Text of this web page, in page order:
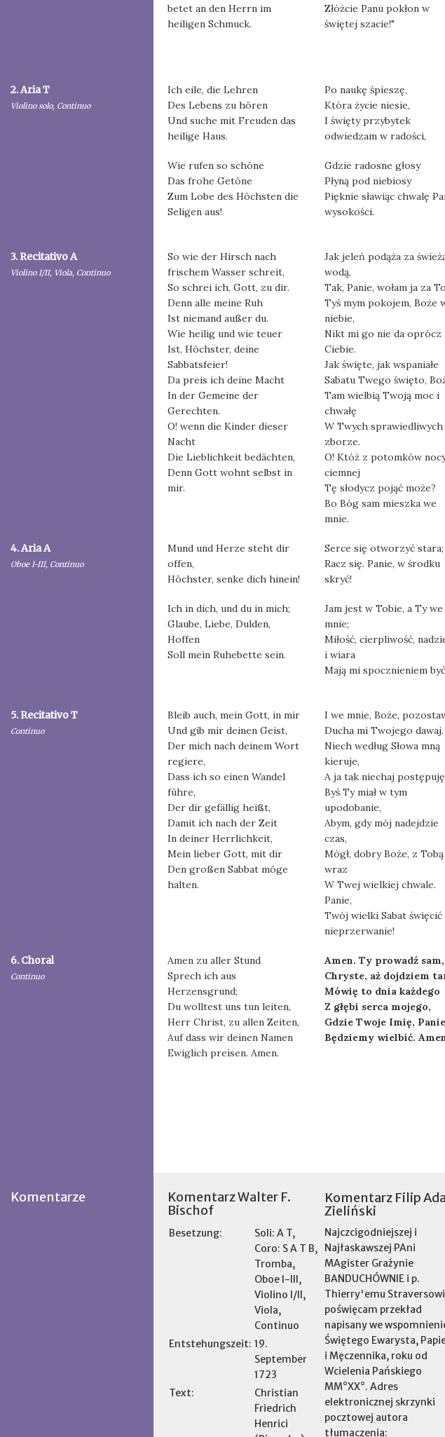
betet an den Herrn im
heiligen Schmuck.
Złóżcie Panu pokłon w
świętej szacie!"
2. Aria T
Violino solo, Continuo
Ich eile, die Lehren
Des Lebens zu hören
Und suche mit Freuden das
heilige Haus.
Wie rufen so schöne
Das frohe Getöne
Zum Lobe des Höchsten die
Seligen aus!
Po naukę śpieszę,
Która życie niesie,
I święty przybytek
odwiedzam w radości,
Gdzie radosne głosy
Płyną pod niebiosy
Pięknie sławiąc chwalę
wysokości.
3. Recitativo A
Violino I/II, Viola, Continuo
So wie der Hirsch nach
frischem Wasser schreit,
So schrei ich, Gott, zu dir.
Denn alle meine Ruh
Ist niemand außer du.
Wie heilig und wie teuer
Ist, Höchster, deine
Sabbatsfeier!
Da preis ich deine Macht
In der Gemeine der
Gerechten.
O! wenn die Kinder dieser
Nacht
Die Lieblichkeit bedächten,
Denn Gott wohnt selbst in
mir.
Jak jeleń podąża za
wodą,
Tak, Panie, wołam ja za
Tyś mym pokojem, Boże
niebie,
Nikt mi go nie da oprócz
Ciebie.
Jak święte, jak wspaniałe
Sabatu Twego święto,
Tam wielbią Twoją moc i
chwałę
W Twych sprawiedliwych
zborze.
O! Któż z potomków
ciemnej
Tę słodycz pojąć może?
Bo Bóg sam mieszka we
mnie.
4. Aria A
Oboe I-III, Continuo
Mund und Herze steht dir
offen,
Höchster, senke dich hinein!
Ich in dich, und du in mich;
Glaube, Liebe, Dulden,
Hoffen
Soll mein Ruhebette sein.
Serce się otworzyć stara;
Racz się. Panie, w środku
skryć!
Jam jest w Tobie, a Ty we
mnie;
Miłość, cierpliwość,
i wiara
Mają mi spocznieniem
5. Recitativo T
Continuo
Bleib auch, mein Gott, in mir
Und gib mir deinen Geist,
Der mich nach deinem Wort
regiere,
Dass ich so einen Wandel
führe,
Der dir gefällig heißt,
Damit ich nach der Zeit
In deiner Herrlichkeit,
Mein lieber Gott, mit dir
Den großen Sabbat möge
halten.
I we mnie, Boże,
Ducha mi Twojego dawaj.
Niech według Słowa mną
kieruje,
A ja tak niechaj
Byś Ty miał w tym
upodobanie,
Abym, gdy mój nadejdzie
czas,
Mógł, dobry Boże, z Tobą
wraz
W Twej wielkiej chwale.
Panie,
Twój wielki Sabat święcić
nieprzerwanie!
6. Choral
Continuo
Amen zu aller Stund
Sprech ich aus
Herzensgrund;
Du wolltest uns tun leiten,
Herr Christ, zu allen Zeiten,
Auf dass wir deinen Namen
Ewiglich preisen. Amen.
Amen. Ty prowadź sam,
Chryste, aż dojdziem
Mówię to dnia każdego
Z głębi serca mojego,
Gdzie Twoje Imię,
Będziemy wielbić.
Komentarze
Komentarz Walter F.
Bischof
Besetzung:
Soli: A T,
Coro: S A T B,
Tromba,
Oboe I-III,
Violino I/II,
Viola,
Continuo
Entstehungszeit: 19.
September
1723
Text:
Christian
Friedrich
Henrici
Komentarz Filip
Zieliński
Najczcigodniejszej i
Najłaskawszej PAni
MAgister Grażynie
BANDUCHÓWNIE i p.
Thierry'emu Straversowi
poświęcam przekład
napisany we
Świętego Ewarysta,
i Męczennika, roku od
Wcielenia Pańskiego
MM°XX°. Adres
elektronicznej skrzynki
pocztowej autora
tłumaczenia: